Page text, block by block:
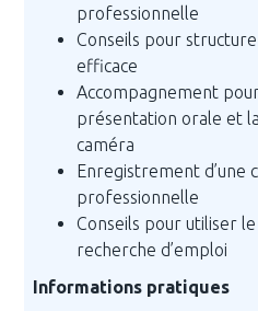
professionnelle
Conseils pour
efficace
Accompagnement
présentation orale et
caméra
Enregistrement d’une
professionnelle
Conseils pour utiliser
recherche d’emploi
Informations pratiques